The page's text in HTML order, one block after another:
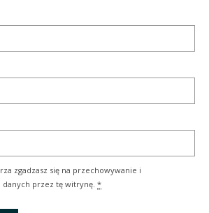
zgadzasz się na przechowywanie i
przez tę witrynę. *